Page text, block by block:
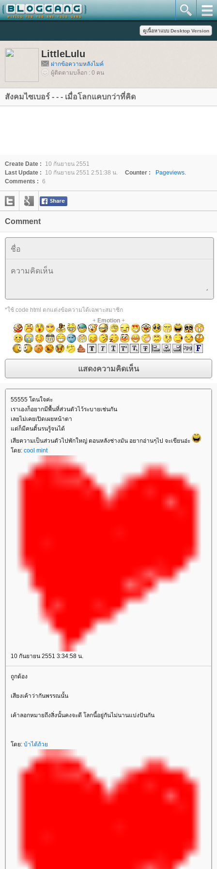
LittleLulu
ฝากข้อความหลังไมค์
ผู้ติดตามบล็อก : 0 คน
สังคมไซเบอร์ - - - เมื่อโลกแคบกว่าที่คิด
Create Date :
10 กันยายน 2551
Last Update :
10 กันยายน 2551 2:51:38 น. Counter :
Pageviews.
Comments : 6
Comment
*ใช้ code html ตกแต่งข้อความได้เฉพาะสมาชิก
+ Emotion+
55555 โดนใจค่ะ
เราเองก็อยากมีพื้นที่ส่วนตัวไว้ระบายเช่นกัน
เลยไม่เคยเปิดเผยหน้าตา
ต่ก็มีคนดิ้นรนรู้จนได้
เสียความเป็นส่วนตัวไปพักใหญ่ ตอนหลังช่างมัน อยากอ่านๆไป จะเขียนอ่ะ
ดย: cool mint
10 กันยายน 2551 3:34:58 น.
ถูกต้อง
เสียงเค้าว่ากันพรรณนั้น
เค้าลอกหมายถึงสิ่งนั้นคงจะดี โลกนี้อยู่กันไม่นานแบ่งปันกัน
ดย: บ้าได้ถ้ว